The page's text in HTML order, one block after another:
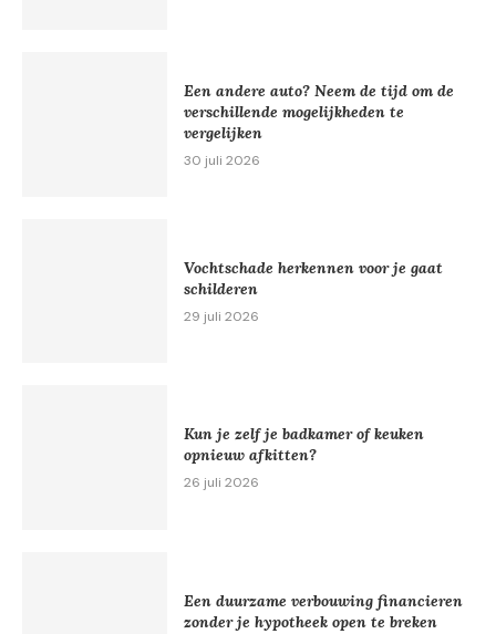
Een andere auto? Neem de tijd om de
verschillende mogelijkheden te
vergelijken
30 juli 2026
Vochtschade herkennen voor je gaat
schilderen
29 juli 2026
Kun je zelf je badkamer of keuken
opnieuw afkitten?
26 juli 2026
Een duurzame verbouwing financieren
zonder je hypotheek open te breken